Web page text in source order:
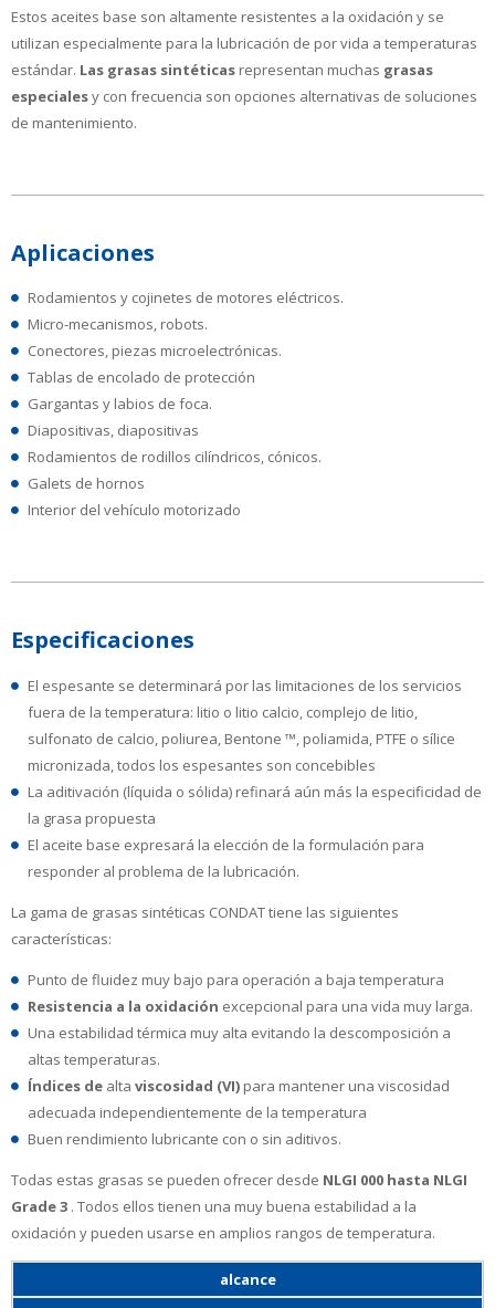
Estos aceites base son altamente resistentes a la oxidación y se
utilizan especialmente para la lubricación de por vida a temperaturas
estándar. Las grasas sintéticas representan muchas grasas
especialesy con frecuencia son opciones alternativas de soluciones
de mantenimiento.
Aplicaciones
Rodamientos y cojinetes de motores eléctricos.
Micro-mecanismos, robots.
Conectores, piezas microelectrónicas.
Tablas de encolado de protección
Gargantas y labios de foca.
Diapositivas, diapositivas
Rodamientos de rodillos cilíndricos, cónicos.
Galets de hornos
Interior del vehículo motorizado
Especificaciones
El espesante se determinará por las limitaciones de los servicios
fuera de la temperatura: litio o litio calcio, complejo de litio,
sulfonato de calcio, poliurea, Bentone ™, poliamida, PTFE o sílice
micronizada, todos los espesantes son concebibles
La aditivación (líquida o sólida) refinará aún más la especificidad de
la grasa propuesta
El aceite base expresará la elección de la formulación para
responder al problema de la lubricación.
La gama de grasas sintéticas CONDAT tiene las siguientes
características:
Punto de fluidez muy bajo para operación a baja temperatura
Resistencia a la oxidación excepcional para una vida muy larga.
Una estabilidad térmica muy alta evitando la descomposición a
altas temperaturas.
Índices de alta viscosidad (VI) para mantener una viscosidad
adecuada independientemente de la temperatura
Buen rendimiento lubricante con o sin aditivos.
Todas estas grasas se pueden ofrecer desde NLGI 000 hasta NLGI
Grade 3 . Todos ellos tienen una muy buena estabilidad a la
oxidación y pueden usarse en amplios rangos de temperatura.
alcance